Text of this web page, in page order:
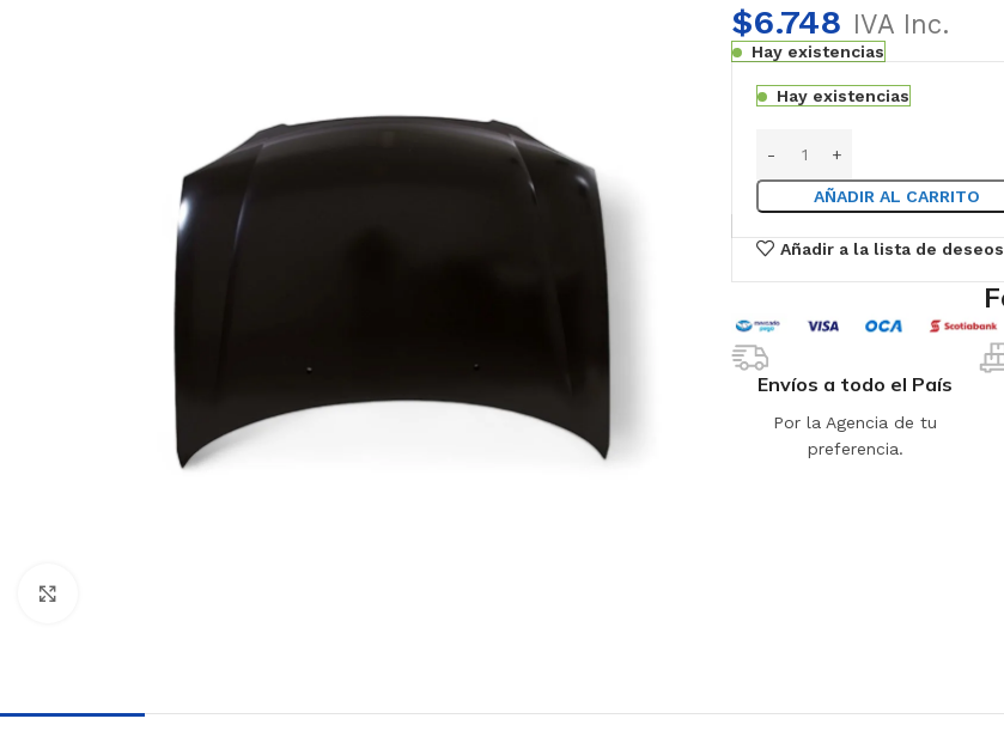
$6.748 IVA Inc.
Hay existencias
Hay existencias
AÑADIR AL CARRITO
Añadir a la lista de deseos
Envíos a todo el País
Por la Agencia de tu
preferencia.